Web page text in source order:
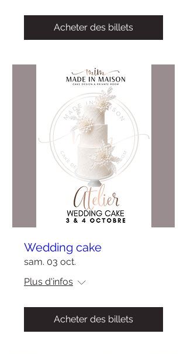
Acheter des billets
Wedding cake
sam. 03 oct.
Plus d'infos
Acheter des billets